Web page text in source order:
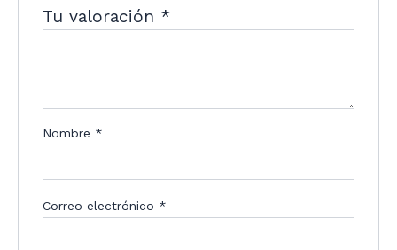
Tu valoración *
Nombre *
Correo electrónico *